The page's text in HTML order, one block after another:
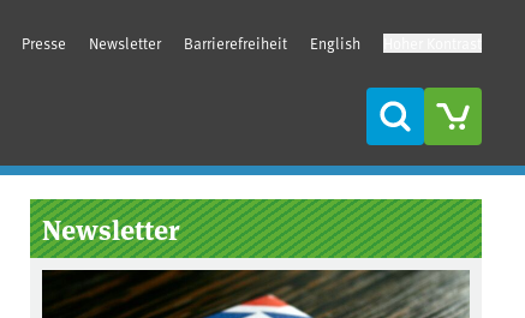
Presse Newsletter Barrierefreiheit English
Suche
Seitenleiste
Newsletter